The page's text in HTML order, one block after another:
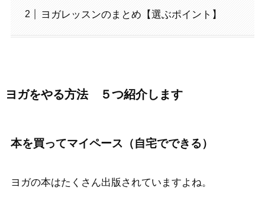
ヨガレッスンのまとめ【選ぶポイント】
ヨガをやる方法 ５つ紹介します
本を買ってマイペース（自宅でできる）
ヨガの本はたくさん出版されていますよね。